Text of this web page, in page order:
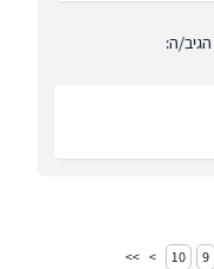
הגיב/ה:
9
10